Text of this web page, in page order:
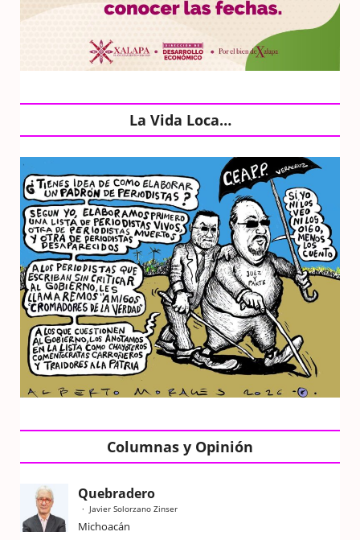
La Vida Loca…
Columnas y Opinión
Quebradero
Javier Solorzano Zinser
Michoacán